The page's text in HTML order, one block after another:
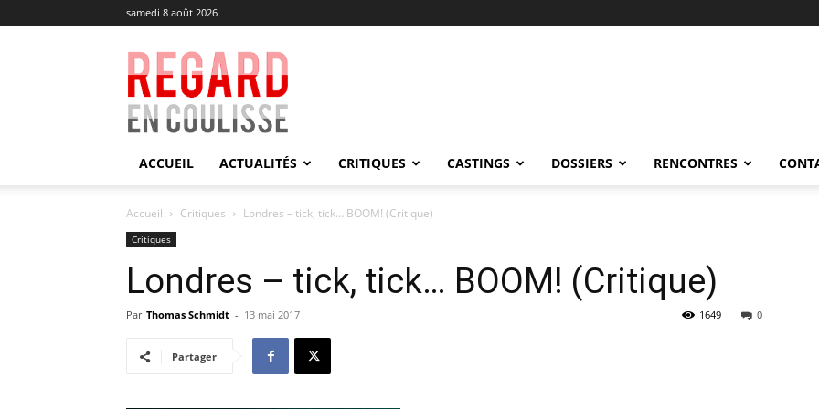
samedi 8 août 2026
Regard
en
Coulisse
ACCUEIL ACTUALITÉS CRITIQUES CASTINGS DOSSIERS RENCONTRES
Accueil Critiques Londres – tick, tick… BOOM! (Critique)
Critiques
Londres – tick, tick… BOOM! (Critique)
Par Thomas Schmidt - 13 mai 2017 0
1649
Partager